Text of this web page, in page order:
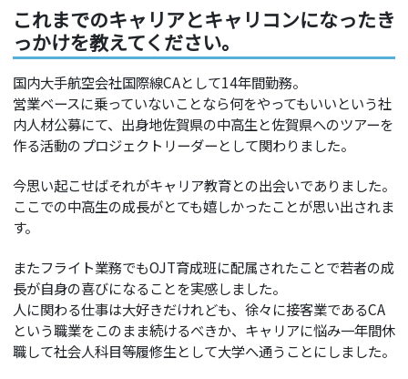
これまでのキャリアとキャリコンになったき
っかけを教えてください。
国内大手航空会社国際線CAとして14年間勤務。
営業ベースに乗っていないことなら何をやってもいいという社
内人材公募にて、出身地佐賀県の中高生と佐賀県へのツアーを
作る活動のプロジェクトリーダーとして関わりました。
今思い起こせばそれがキャリア教育との出会いでありました。
ここでの中高生の成長がとても嬉しかったことが思い出されま
す。
またフライト業務でもOJT育成班に配属されたことで若者の成
長が自身の喜びになることを実感しました。
人に関わる仕事は大好きだけれども、徐々に接客業であるCA
という職業をこのまま続けるべきか、キャリアに悩み一年間休
職して社会人科目等履修生として大学へ通うことにしました。